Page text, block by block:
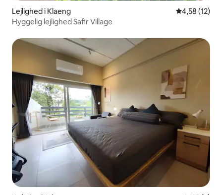
Lejlighed i Klaeng 4,58 ud af 5
4,58 (12)
Hyggelig lejlighed Safir Village